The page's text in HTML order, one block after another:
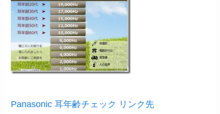
Panasonic 耳年齢チェック リンク先